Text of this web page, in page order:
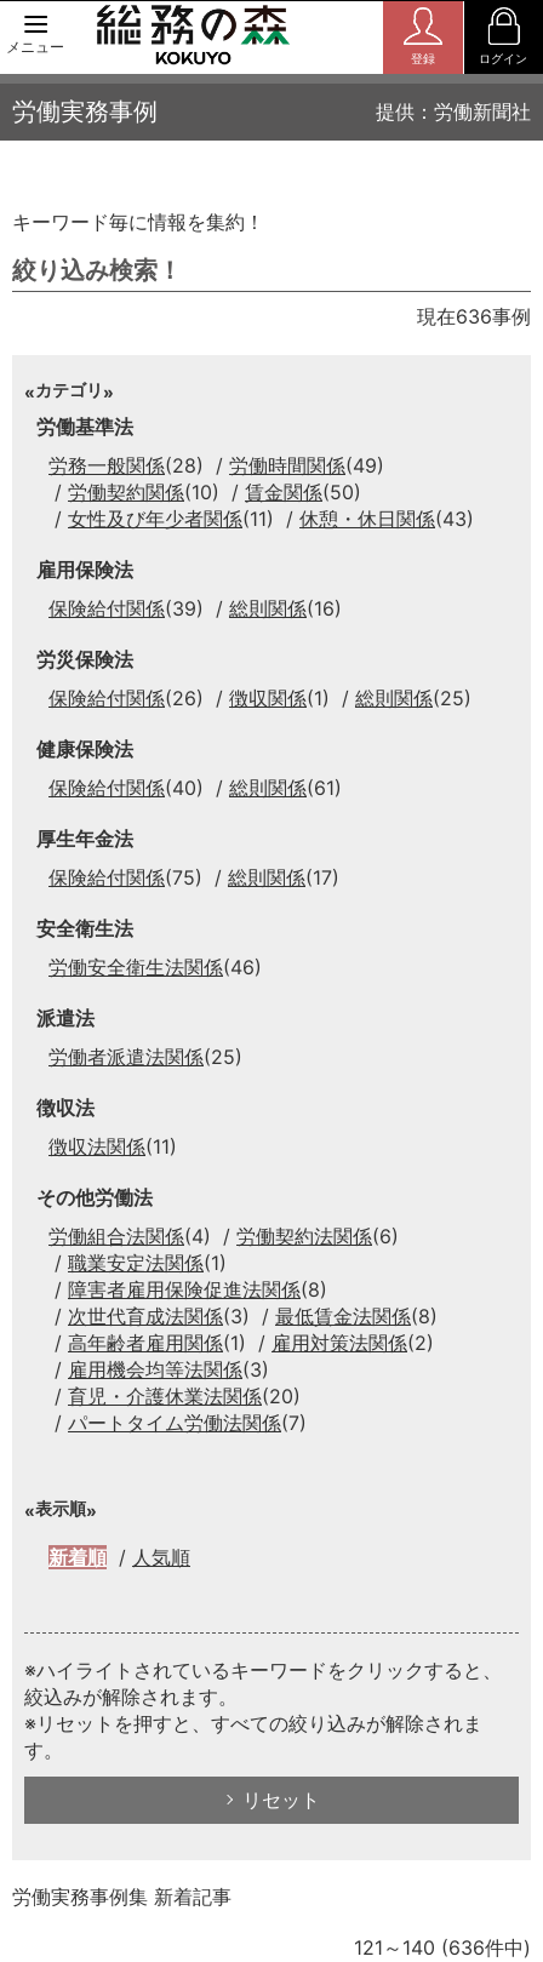
メニュー
登録 ログイン
労働実務事例 提供：労働新聞社
キーワード毎に情報を集約！
絞り込み検索！
現在636事例
カテゴリ
労働基準法
労務一般関係(28) 労働時間関係(49)
労働契約関係(10) 賃金関係(50)
女性及び年少者関係(11) 休憩・休日関係(43)
雇用保険法
保険給付関係(39) 総則関係(16)
労災保険法
保険給付関係(26) 徴収関係(1) 総則関係(25)
健康保険法
保険給付関係(40) 総則関係(61)
厚生年金法
保険給付関係(75) 総則関係(17)
安全衛生法
労働安全衛生法関係(46)
派遣法
労働者派遣法関係(25)
徴収法
徴収法関係(11)
その他労働法
労働組合法関係(4) 労働契約法関係(6)
職業安定法関係(1)
障害者雇用保険促進法関係(8)
次世代育成法関係(3) 最低賃金法関係(8)
高年齢者雇用関係(1) 雇用対策法関係(2)
雇用機会均等法関係(3)
育児・介護休業法関係(20)
パートタイム労働法関係(7)
表示順
新着順 人気順
※ハイライトされているキーワードをクリックすると、
絞込みが解除されます。
※リセットを押すと、すべての絞り込みが解除されま
す。
リセット
労働実務事例集 新着記事
121～140 (636件中)